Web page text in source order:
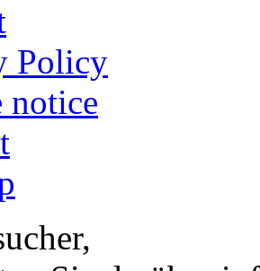
Policy
notice